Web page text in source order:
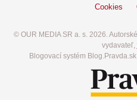
Cookies
© OUR MEDIA SR a. s. 2026.
vydavateľ,
Blogovací systém